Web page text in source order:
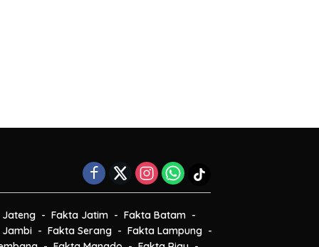
Fakta Jatim
Fakta Batam
Fakta Serang
Fakta Lampung